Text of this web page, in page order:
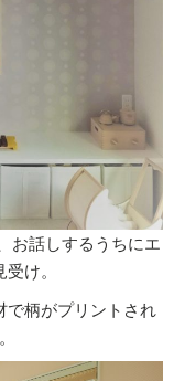
お話しするうちにエ
け。
で柄がプリントされ